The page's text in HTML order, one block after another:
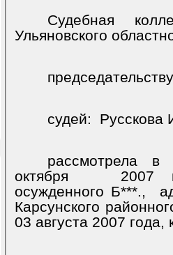
Судебная
Ульяновского
судей: Русскова
рассмотрела
октября
2007
осужденного Б***.,
Карсунского
03 августа 2007 года,